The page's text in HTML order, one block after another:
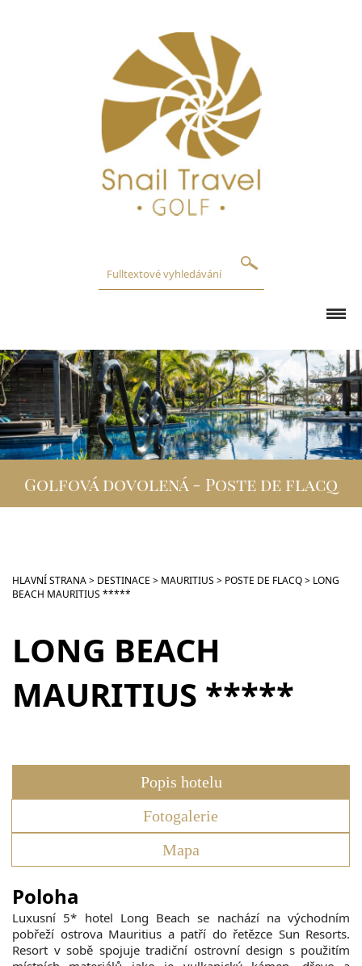
GOLFOVÁ HŘIŠTĚ
DESTINACE
GOLFOVÁ DOVOLENÁ
SKUPINOVÉ ZÁJEZDY
INFO
Golfová dovolená - Poste de flacq
HLAVNÍ STRANA> DESTINACE > MAURITIUS > POSTE DE FLACQ> LONG
BEACH MAURITIUS *****
LONG BEACH
MAURITIUS *****
Popis hotelu
Fotogalerie
Mapa
Poloha
Luxusní 5* hotel Long Beach se nachází na východním
pobřeží ostrova Mauritius a patří do řetězce Sun Resorts.
Resort v sobě spojuje tradiční ostrovní design s použitím